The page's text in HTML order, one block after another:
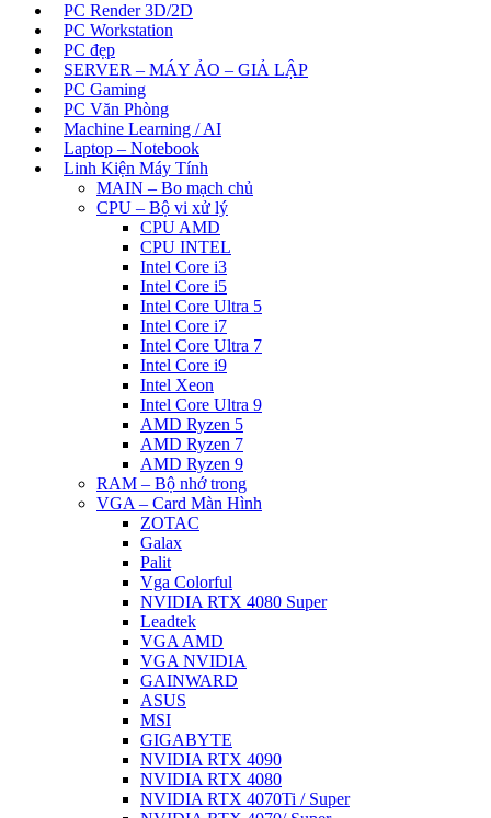
PC Render 3D/2D
PC Workstation
PC đẹp
SERVER – MÁY ẢO – GIẢ LẬP
PC Gaming
PC Văn Phòng
Machine Learning / AI
Laptop – Notebook
Linh Kiện Máy Tính
MAIN – Bo mạch chủ
CPU – Bộ vi xử lý
CPU AMD
CPU INTEL
Intel Core i3
Intel Core i5
Intel Core Ultra 5
Intel Core i7
Intel Core Ultra 7
Intel Core i9
Intel Xeon
Intel Core Ultra 9
AMD Ryzen 5
AMD Ryzen 7
AMD Ryzen 9
RAM – Bộ nhớ trong
VGA – Card Màn Hình
ZOTAC
Galax
Palit
Vga Colorful
NVIDIA RTX 4080 Super
Leadtek
VGA AMD
VGA NVIDIA
GAINWARD
ASUS
MSI
GIGABYTE
NVIDIA RTX 4090
NVIDIA RTX 4080
NVIDIA RTX 4070Ti / Super